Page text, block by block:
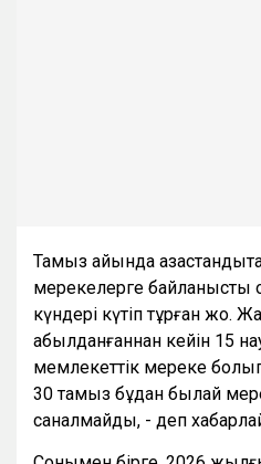
Тамыз айында
мерекелерге байланысты
күндері күтіп тұрған жоқ.
қабылданғаннан кейін 15
мемлекеттік мереке болып
30 тамыз бұдан былай
саналмайды, - деп